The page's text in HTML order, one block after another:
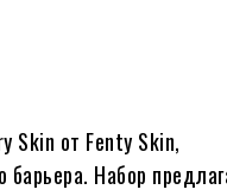
Skin от Fenty Skin,
Набор